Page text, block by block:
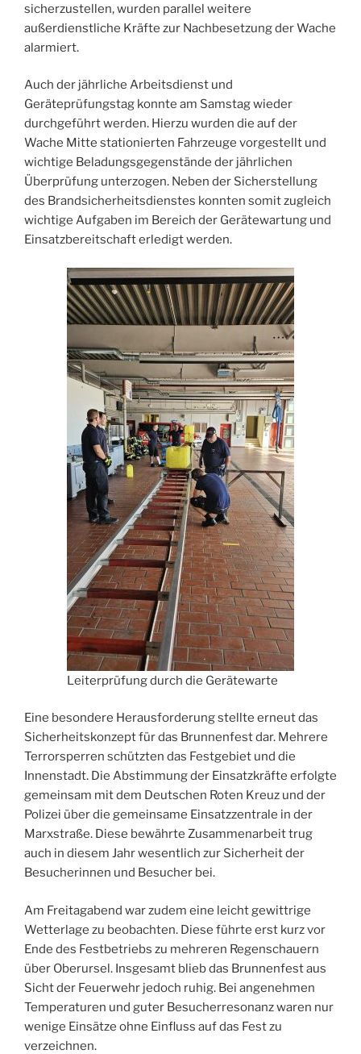
sicherzustellen, wurden parallel weitere
außerdienstliche Kräfte zur Nachbesetzung der Wache
alarmiert.
Auch der jährliche Arbeitsdienst und
Geräteprüfungstag konnte am Samstag wieder
durchgeführt werden. Hierzu wurden die auf der
Wache Mitte stationierten Fahrzeuge vorgestellt und
wichtige Beladungsgegenstände der jährlichen
Überprüfung unterzogen. Neben der Sicherstellung
des Brandsicherheitsdienstes konnten somit zugleich
wichtige Aufgaben im Bereich der Gerätewartung und
Einsatzbereitschaft erledigt werden.
Leiterprüfung durch die Gerätewarte
Eine besondere Herausforderung stellte erneut das
Sicherheitskonzept für das Brunnenfest dar. Mehrere
Terrorsperren schützten das Festgebiet und die
Innenstadt. Die Abstimmung der Einsatzkräfte erfolgte
gemeinsam mit dem Deutschen Roten Kreuz und der
Polizei über die gemeinsame Einsatzzentrale in der
Marxstraße. Diese bewährte Zusammenarbeit trug
auch in diesem Jahr wesentlich zur Sicherheit der
Besucherinnen und Besucher bei.
Am Freitagabend war zudem eine leicht gewittrige
Wetterlage zu beobachten. Diese führte erst kurz vor
Ende des Festbetriebs zu mehreren Regenschauern
über Oberursel. Insgesamt blieb das Brunnenfest aus
Sicht der Feuerwehr jedoch ruhig. Bei angenehmen
Temperaturen und guter Besucherresonanz waren nur
wenige Einsätze ohne Einfluss auf das Fest zu
verzeichnen.